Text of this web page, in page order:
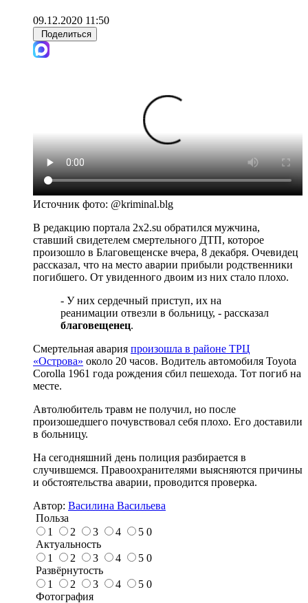
09.12.2020 11:50
Поделиться
Источник фото: @kriminal.blg
В редакцию портала 2x2.su обратился мужчина,
ставший свидетелем смертельного ДТП, которое
произошло в Благовещенске вчера, 8 декабря. Очевидец
рассказал, что на место аварии прибыли родственники
погибшего. От увиденного двоим из них стало плохо.
- У них сердечный приступ, их на
реанимации отвезли в больницу, - рассказал
благовещенец.
Смертельная авария произошла в районе ТРЦ
«Острова» около 20 часов. Водитель автомобиля Toyota
Corolla 1961 года рождения сбил пешехода. Тот погиб на
месте.
Автолюбитель травм не получил, но после
произошедшего почувствовал себя плохо. Его доставили
в больницу.
На сегодняшний день полиция разбирается в
случившемся. Правоохранителями выясняются причины
и обстоятельства аварии, проводится проверка.
Автор: Василина Васильева
Польза
1
2 3 4 5 0
Актуальность
1
2 3 4 5 0
Развёрнутость
1
2 3 4 5 0
Фотография